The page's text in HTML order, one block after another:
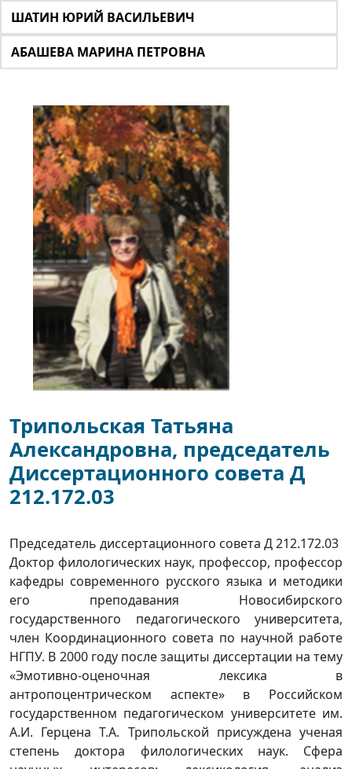
ШАТИН ЮРИЙ ВАСИЛЬЕВИЧ
АБАШЕВА МАРИНА ПЕТРОВНА
Трипольская Татьяна
Александровна, председатель
Диссертационного совета Д
212.172.03
Председатель диссертационного совета Д 212.172.03
Доктор филологических наук, профессор, профессор
кафедры современного русского языка и методики
его преподавания Новосибирского
государственного педагогического университета,
член Координационного совета по научной работе
НГПУ. В 2000 году после защиты диссертации на тему
«Эмотивно-оценочная лексика в
антропоцентрическом аспекте» в Российском
государственном педагогическом университете им.
А.И. Герцена Т.А. Трипольской присуждена ученая
степень доктора филологических наук. Сфера